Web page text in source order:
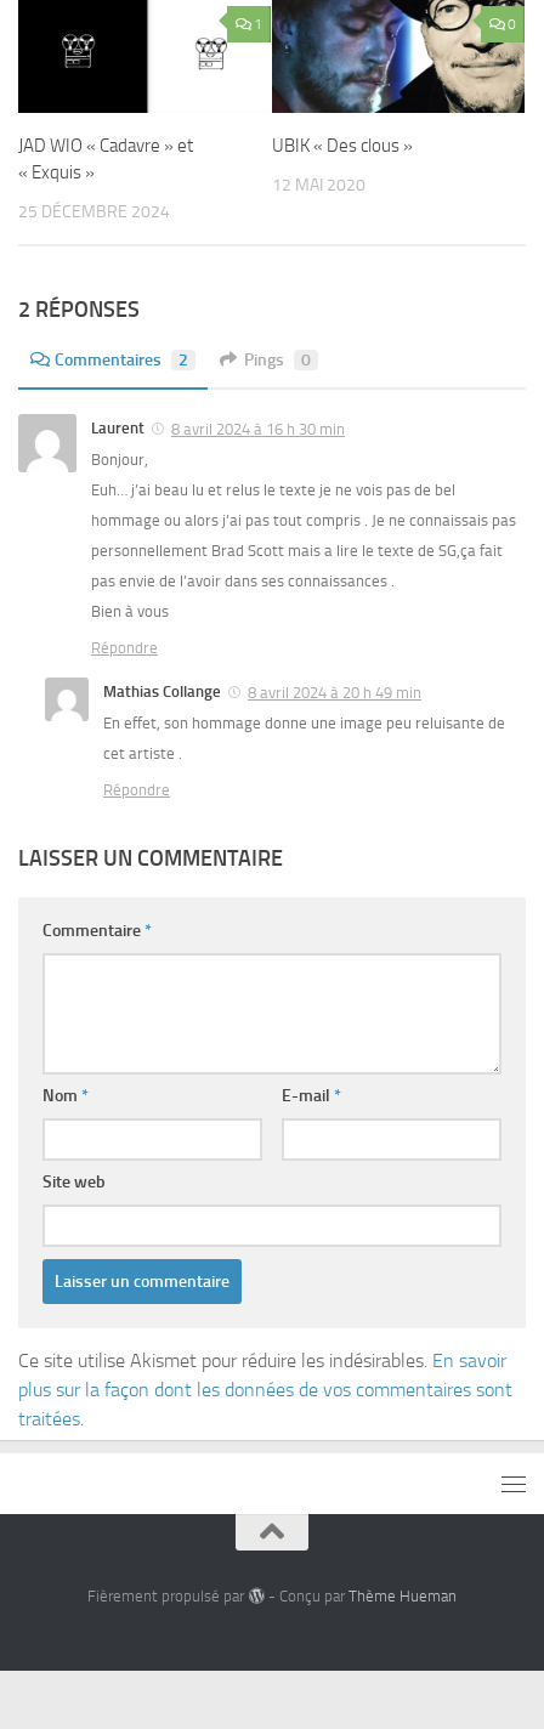
1
JAD WIO « Cadavre » et
« Exquis »
25 DÉCEMBRE 2024
0
UBIK « Des clous »
12 MAI 2020
2 RÉPONSES
Commentaires 2 Pings 0
Laurent
8 avril 2024 à 16 h 30 min
Bonjour,
Euh… j’ai beau lu et relus le texte je ne vois pas de bel
hommage ou alors j’ai pas tout compris . Je ne connaissais pas
personnellement Brad Scott mais a lire le texte de SG,ça fait
pas envie de l’avoir dans ses connaissances .
Bien à vous
Répondre
Mathias Collange
8 avril 2024 à 20 h 49 min
En effet, son hommage donne une image peu reluisante de
cet artiste .
Répondre
LAISSER UN COMMENTAIRE
Commentaire*
Nom * E-mail *
Site web
Ce site utilise Akismet pour réduire les indésirables. En savoir
plus sur la façon dont les données de vos commentaires sont
traitées.
Fièrement propulsé par - Conçu par Thème Hueman